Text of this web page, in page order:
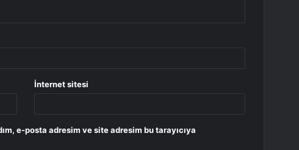
İnternet sitesi
e-posta adresim ve site adresim bu tarayıcıya